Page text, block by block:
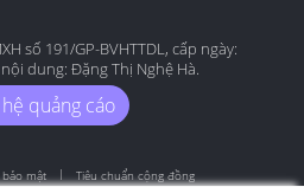
số 191/GP-BVHTTDL, cấp ngày:
dung: Đặng Thị Nghệ Hà.
quảng cáo
mật Tiêu chuẩn cộng đồng